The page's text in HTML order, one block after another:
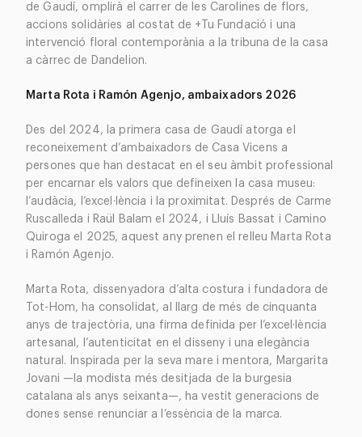
de Gaudí, omplirà el carrer de les Carolines de flors,
accions solidàries al costat de +Tu Fundació i una
intervenció floral contemporània a la tribuna de la casa
a càrrec de Dandelion.
Marta Rota i Ramón Agenjo, ambaixadors 2026
Des del 2024, la primera casa de Gaudí atorga el
reconeixement d’ambaixadors de Casa Vicens a
persones que han destacat en el seu àmbit professional
per encarnar els valors que defineixen la casa museu:
l’audàcia, l’excel·lència i la proximitat. Després de Carme
Ruscalleda i Raül Balam el 2024, i Lluís Bassat i Camino
Quiroga el 2025, aquest any prenen el relleu Marta Rota
i Ramón Agenjo.
Marta Rota, dissenyadora d’alta costura i fundadora de
Tot-Hom, ha consolidat, al llarg de més de cinquanta
anys de trajectòria, una firma definida per l’excel·lència
artesanal, l’autenticitat en el disseny i una elegància
natural. Inspirada per la seva mare i mentora, Margarita
Jovani —la modista més desitjada de la burgesia
catalana als anys seixanta—, ha vestit generacions de
dones sense renunciar a l’essència de la marca.